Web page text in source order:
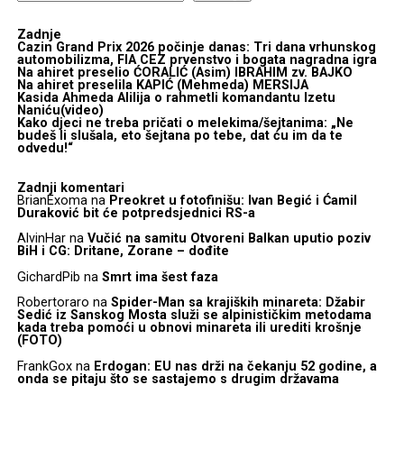
Zadnje
Cazin Grand Prix 2026 počinje danas: Tri dana vrhunskog
automobilizma, FIA CEZ prvenstvo i bogata nagradna igra
Na ahiret preselio ĆORALIĆ (Asim) IBRAHIM zv. BAJKO
Na ahiret preselila KAPIĆ (Mehmeda) MERSIJA
Kasida Ahmeda Alilija o rahmetli komandantu Izetu
Naniću(video)
Kako djeci ne treba pričati o melekima/šejtanima: „Ne
budeš li slušala, eto šejtana po tebe, dat ću im da te
odvedu!“
Zadnji komentari
BrianExomana Preokret u fotofinišu: Ivan Begić i Ćamil
Duraković bit će potpredsjednici RS-a
AlvinHarna Vučić na samitu Otvoreni Balkan uputio poziv
BiH i CG: Dritane, Zorane – dođite
GichardPib na Smrt ima šest faza
Robertoraro na Spider-Man sa krajiških minareta: Džabir
Sedić iz Sanskog Mosta služi se alpinističkim metodama
kada treba pomoći u obnovi minareta ili urediti krošnje
(FOTO)
FrankGoxna Erdogan: EU nas drži na čekanju 52 godine, a
onda se pitaju što se sastajemo s drugim državama